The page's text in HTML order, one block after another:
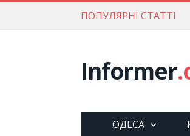
ПОПУЛЯРНІ СТАТТІ
Informer
ОДЕСА